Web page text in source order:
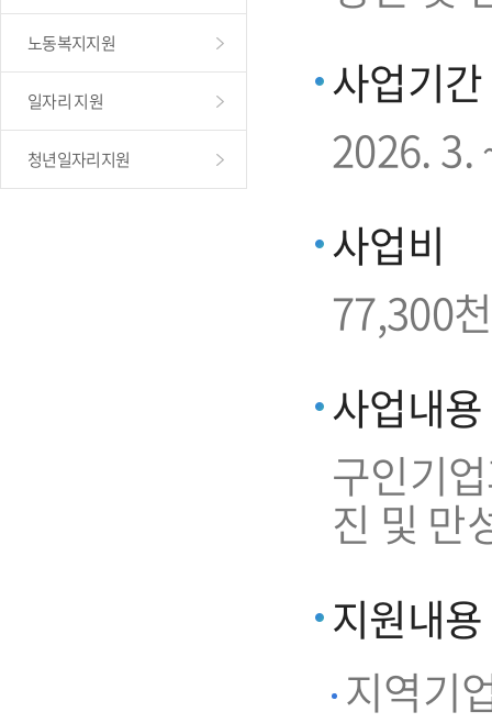
노동복지지원
일자리 지원
청년일자리지원
사업기간
2026. 3.
사업비
77,300
사업내용
구인기
진 및 만
지원내용
지역기